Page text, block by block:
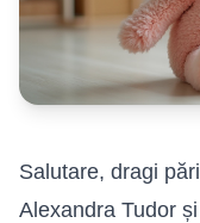
Salutare, dragi
Alexandra Tudor